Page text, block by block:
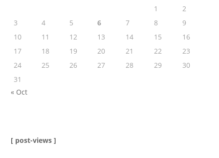
1
2
3
4 5 6 7 8
9
10
11 12 13 14 15
16
17
18 19 20 21 22
23
24
25 26 27 28 29
30
31
« Oct
[ post-views ]